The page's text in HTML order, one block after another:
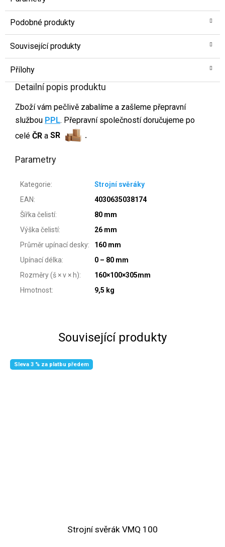
Podobné produkty
Související produkty
Přílohy
Detailní popis produktu
Zboží vám pečlivě zabalíme a zašleme přepravní
službou PPL. Přepravní společností doručujeme po
celé ČR a SR .
Parametry
Kategorie:
Strojní svěráky
EAN:
4030635038174
Šířka čelistí:
80 mm
Výška čelistí:
26 mm
Průměr upínací desky:
160 mm
Upínací délka:
0 – 80 mm
Rozměry (š × v × h):
160×100×305mm
Hmotnost: 9,5 kg
Související produkty
Sleva 3 % za platbu předem
Strojní svěrák VMQ 100